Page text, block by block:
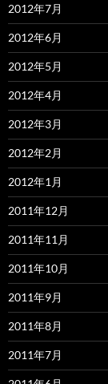
2012年7月
2012年6月
2012年5月
2012年4月
2012年3月
2012年2月
2012年1月
2011年12月
2011年11月
2011年10月
2011年9月
2011年8月
2011年7月